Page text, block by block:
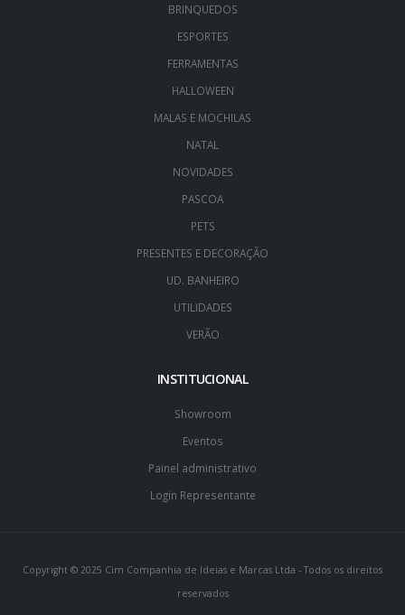
BRINQUEDOS
ESPORTES
FERRAMENTAS
HALLOWEEN
MALAS E MOCHILAS
NATAL
NOVIDADES
PASCOA
PETS
PRESENTES E DECORAÇÃO
UD. BANHEIRO
UTILIDADES
VERÃO
INSTITUCIONAL
Showroom
Eventos
Painel administrativo
Login Representante
Copyright © 2025 Cim Companhia de Ideias e Marcas Ltda - Todos os direitos
reservados